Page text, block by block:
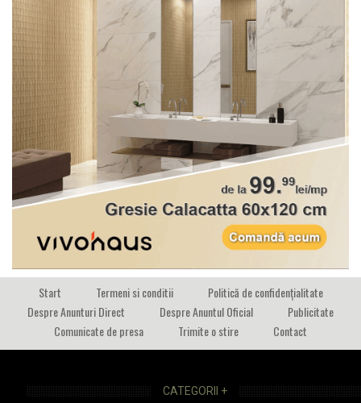
Start Termeni si conditii
Politică de confidențialitate
Despre Anunturi Direct
Despre Anuntul Oficial
Publicitate
Comunicate de presa
Trimite o stire Contact
CATEGORII +